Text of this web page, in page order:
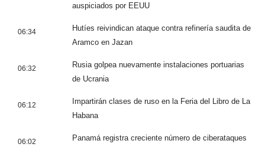
auspiciados por EEUU
06:34
Hutíes reivindican ataque contra refinería saudita de
Aramco en Jazan
06:32
Rusia golpea nuevamente instalaciones portuarias
de Ucrania
06:12
Impartirán clases de ruso en la Feria del Libro de La
Habana
06:02 Panamá registra creciente número de ciberataques